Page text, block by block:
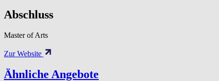
Abschluss
Master of Arts
Zur Website
Ähnliche Angebote